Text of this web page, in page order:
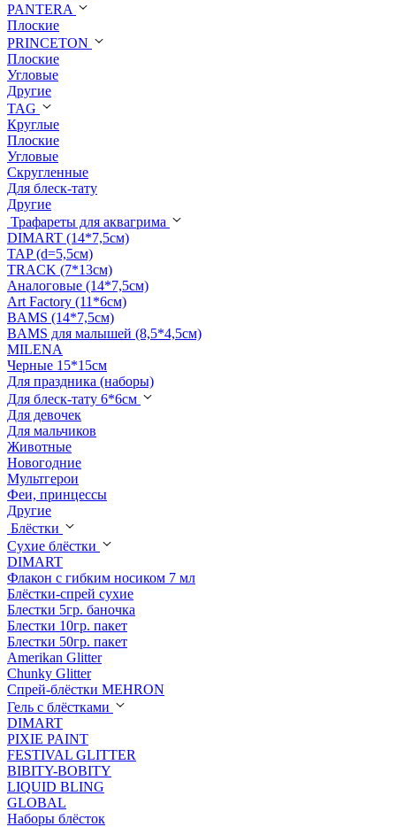
PANTERA
Плоские
PRINCETON
Плоские
Угловые
Другие
TAG
Круглые
Плоские
Угловые
Скругленные
Для блеск-тату
Другие
Трафареты для аквагрима
DIMART (14*7,5см)
TAP (d=5,5см)
TRACK (7*13см)
Аналоговые (14*7,5см)
Art Factory (11*6см)
BAMS (14*7,5см)
BAMS для малышей (8,5*4,5см)
MILENA
Черные 15*15см
Для праздника (наборы)
Для блеск-тату 6*6см
Для девочек
Для мальчиков
Животные
Новогодние
Мультгерои
Феи, принцессы
Другие
Блёстки
Сухие блёстки
DIMART
Флакон с гибким носиком 7 мл
Блёстки-спрей сухие
Блестки 5гр. баночка
Блестки 10гр. пакет
Блестки 50гр. пакет
Amerikan Glitter
Chunky Glitter
Спрей-блёстки MEHRON
Гель с блёстками
DIMART
PIXIE PAINT
FESTIVAL GLITTER
BIBITY-BOBITY
LIQUID BLING
GLOBAL
Наборы блёсток